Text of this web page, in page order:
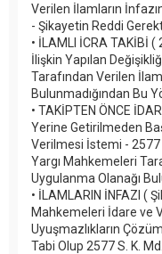
Verilen İlamların
- Şikayetin Reddi
• İLAMLI İCRA TAKİBİ
İlişkin Yapılan
Tarafından Verilen
Bulunmadığından Bu
• TAKİPTEN ÖNCE
Yerine Getirilmeden
Verilmesi İstemi - 2577
Yargı Mahkemeleri
Uygulanma Olanağı
• İLAMLARIN İNFAZI (
Mahkemeleri İdare ve
Uyuşmazlıkların
Tabi Olup 2577 S. K.